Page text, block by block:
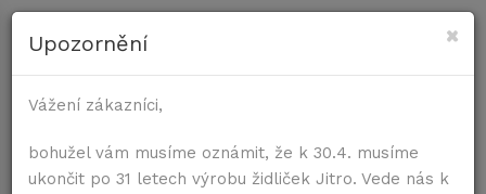
PRE STOLIČKY
×
Upozornění
Vážení zákazníci,
bohužel vám musíme oznámit, že k 30.4. musíme
ukončit po 31 letech výrobu židliček Jitro. Vede nás k